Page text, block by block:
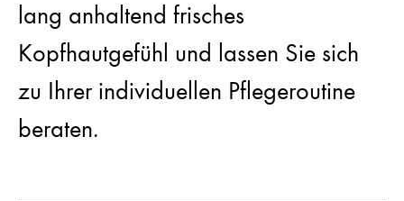
lang anhaltend frisches
Kopfhautgefühl und lassen Sie sich
zu Ihrer individuellen Pflegeroutine
beraten.